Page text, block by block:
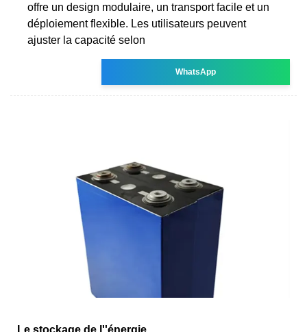
offre un design modulaire, un transport facile et un
déploiement flexible. Les utilisateurs peuvent
ajuster la capacité selon
WhatsApp
Le stockage de l''énergie